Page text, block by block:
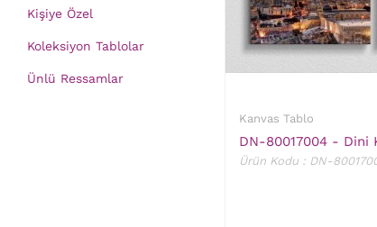
Kişiye Özel
Koleksiyon Tablolar
Ünlü Ressamlar
Kanvas Tablo
DN-80017004 - Dini
Ürün Kodu : DN-